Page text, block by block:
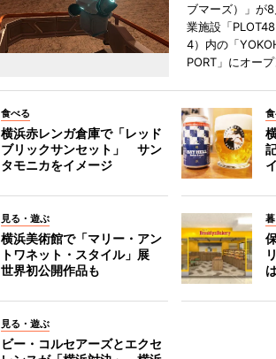
ブマーズ）」が
業施設「
4）内の「
PORT」にオープ
食べる
横浜赤レンガ倉庫で「レッド
ブリックサンセット」 サン
タモニカをイメージ
見る・遊ぶ
横浜美術館で「マリー・アン
トワネット・スタイル」展
世界初公開作品も
見る・遊ぶ
ビー・コルセアーズとエクセ